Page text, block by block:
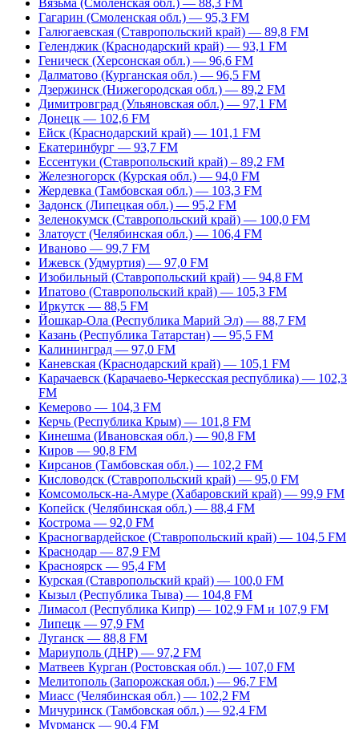
Вязьма (Смоленская обл.) — 88,3 FM
Гагарин (Смоленская обл.) — 95,3 FM
Галюгаевская (Ставропольский край) — 89,8 FM
Геленджик (Краснодарский край) — 93,1 FM
Геническ (Херсонская обл.) — 96,6 FM
Далматово (Курганская обл.) — 96,5 FM
Дзержинск (Нижегородская обл.) — 89,2 FM
Димитровград (Ульяновская обл.) — 97,1 FM
Донецк — 102,6 FM
Ейск (Краснодарский край) — 101,1 FM
Екатеринбург — 93,7 FM
Ессентуки (Ставропольский край) – 89,2 FM
Железногорск (Курская обл.) — 94,0 FM
Жердевка (Тамбовская обл.) — 103,3 FM
Задонск (Липецкая обл.) — 95,2 FM
Зеленокумск (Ставропольский край) — 100,0 FM
Златоуст (Челябинская обл.) — 106,4 FM
Иваново — 99,7 FM
Ижевск (Удмуртия) — 97,0 FM
Изобильный (Ставропольский край) — 94,8 FM
Ипатово (Ставропольский край) — 105,3 FM
Иркутск — 88,5 FM
Йошкар-Ола (Республика Марий Эл) — 88,7 FM
Казань (Республика Татарстан) — 95,5 FM
Калининград — 97,0 FM
Каневская (Краснодарский край) — 105,1 FM
Карачаевск (Карачаево-Черкесская республика) — 102,3
FM
Кемерово — 104,3 FM
Керчь (Республика Крым) — 101,8 FM
Кинешма (Ивановская обл.) — 90,8 FM
Киров — 90,8 FM
Кирсанов (Тамбовская обл.) — 102,2 FM
Кисловодск (Ставропольский край) — 95,0 FM
Комсомольск-на-Амуре (Хабаровский край) — 99,9 FM
Копейск (Челябинская обл.) — 88,4 FM
Кострома — 92,0 FM
Красногвардейское (Ставропольский край) — 104,5 FM
Краснодар — 87,9 FM
Красноярск — 95,4 FM
Курская (Ставропольский край) — 100,0 FM
Кызыл (Республика Тыва) — 104,8 FM
Лимасол (Республика Кипр) — 102,9 FM и 107,9 FM
Липецк — 97,9 FM
Луганск — 88,8 FM
Мариуполь (ДНР) — 97,2 FM
Матвеев Курган (Ростовская обл.) — 107,0 FM
Мелитополь (Запорожская обл.) — 96,7 FM
Миасс (Челябинская обл.) — 102,2 FM
Мичуринск (Тамбовская обл.) — 92,4 FM
Мурманск — 90,4 FM